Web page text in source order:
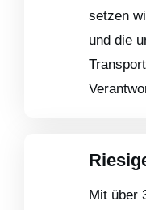
setzen
und die
Mit über